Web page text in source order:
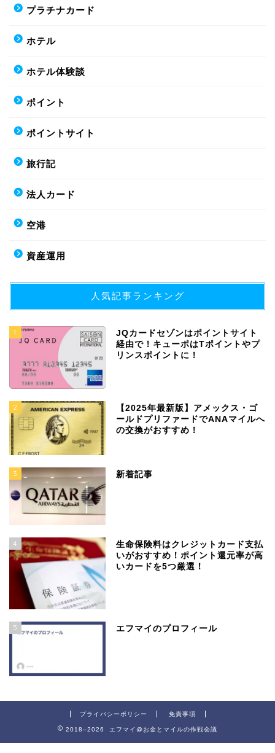
プラチナカード
ホテル
ホテル体験談
ポイント
ポイントサイト
旅行記
法人カード
空港
資産運用
人気記事ランキング
1
JQカードセゾンはポイントサイト
経由で！キューポはTポイントやプ
リンスポイントに！
2
【2025年最新版】アメックス・ゴ
ールドプリファードでANAマイルへ
の交換がおすすめ！
3 新着記事
4
生命保険料はクレジットカード支払
いがおすすめ！ポイント還元率が高
いカードを5つ厳選！
5 エフマイのプロフィール
プライバシーポリシー 免責事項
2018–2026 エフマイ@お金とマイルの作戦会議